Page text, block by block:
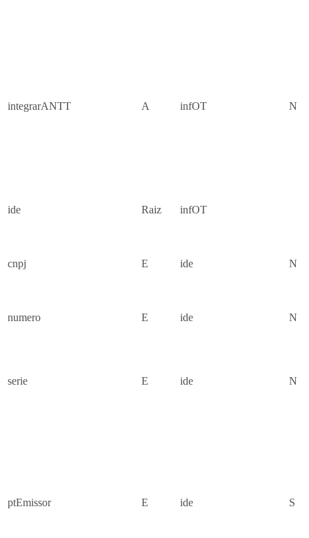
integrarANTT A infOT N
ide Raiz infOT
cnpj E ide N
numero E ide N
serie E ide N
ptEmissor E ide S